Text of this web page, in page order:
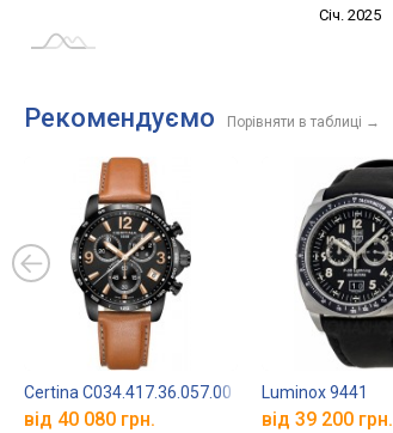
Січ. 2025
Рекомендуємо Порівняти в таблиці →
Certina C034.417.36.057.00
від 40 080 грн.
Luminox 9441
від 39 200 грн.